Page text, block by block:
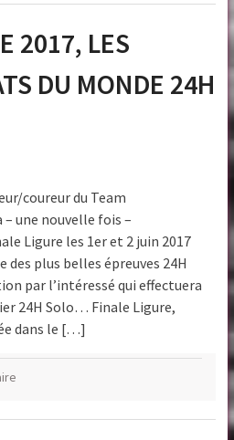
2017, LES
DU MONDE 24H
coureur du Team
– une nouvelle fois –
Ligure les 1er et 2 juin 2017
des plus belles épreuves 24H
par l’intéressé qui effectuera
24H Solo… Finale Ligure,
dans le […]